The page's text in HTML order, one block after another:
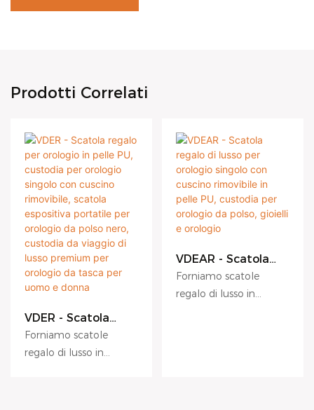
Prodotti Correlati
VDER - Scatola
regalo per orologio
in pelle PU,
custodia per
Forniamo scatole
regalo di lusso in
VDEAR - Scatola
regalo di lusso per
orologio singolo con
cuscino rimovibile in
Forniamo scatole
regalo di lusso in